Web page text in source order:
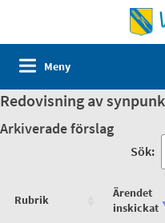
Meny
Redovisning av
Arkiverade förslag
Sök:
Rubrik
Ärendet
inskickat